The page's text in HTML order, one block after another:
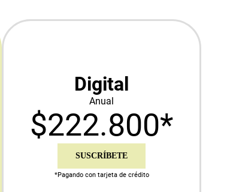
Digital
Anual
$222.800*
SUSCRÍBETE
*Pagando con tarjeta de crédito